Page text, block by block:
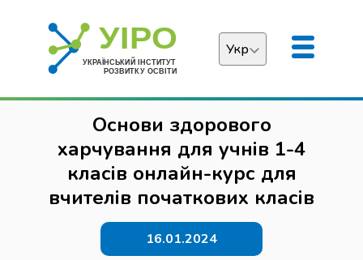
Укр
English
Основи здорового
харчування для учнів 1-4
класів онлайн-курс для
вчителів початкових класів
16.01.2024